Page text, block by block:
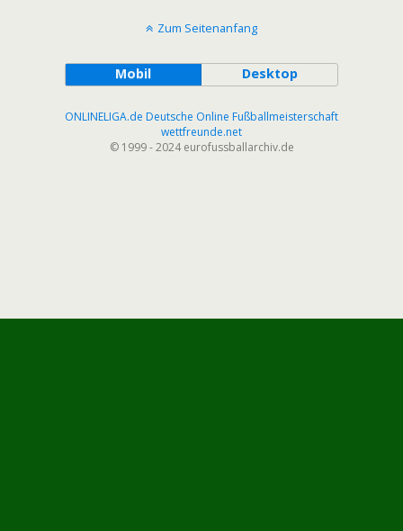
Zum Seitenanfang
Mobil Desktop
ONLINELIGA.de Deutsche Online Fußballmeisterschaft
wettfreunde.net
© 1999 - 2024 eurofussballarchiv.de